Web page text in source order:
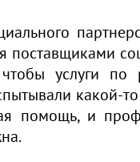
чтобы услуги
какой-
помощь, и